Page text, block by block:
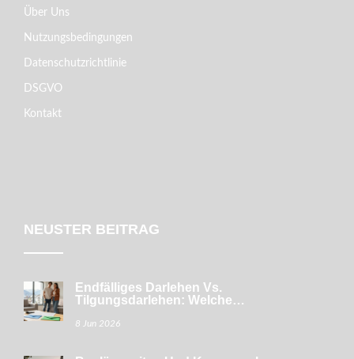
Über Uns
Nutzungsbedingungen
Datenschutzrichtlinie
DSGVO
Kontakt
NEUSTER BEITRAG
Endfälliges Darlehen Vs.
Tilgungsdarlehen: Welche
8 Jun 2026